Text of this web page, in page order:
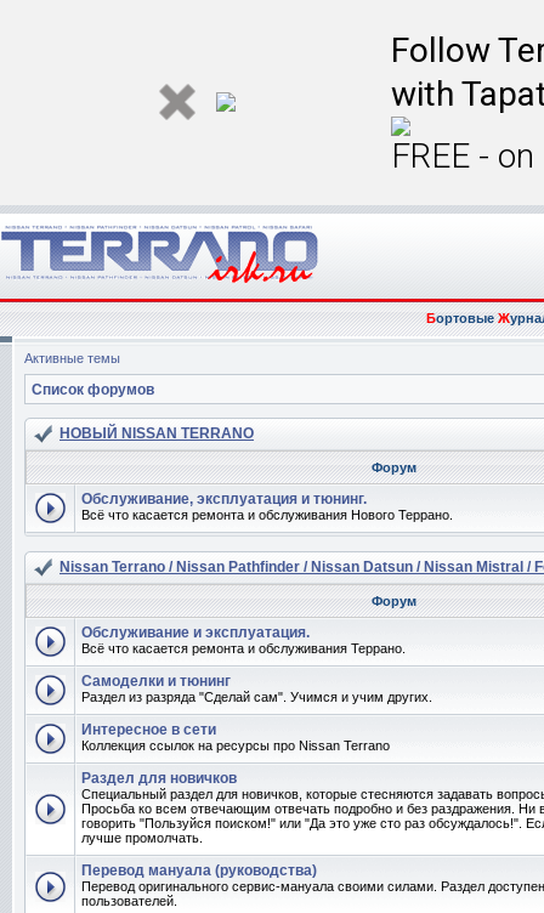
Follow
with
FREE -
БортовыеЖ
Активные темы
Список форумов
НОВЫЙ NISSAN TERRANO
Форум
Обслуживание, эксплуатация и тюнинг.
Всё что касается ремонта и обслуживания Нового Террано.
Nissan Terrano / Nissan Pathfinder / Nissan Datsun / Nissan Mistral /
Форум
Обслуживание и эксплуатация.
Всё что касается ремонта и обслуживания Террано.
Самоделки и тюнинг
Раздел из разряда "Сделай сам". Учимся и учим других.
Интересное в сети
Коллекция ссылок на ресурсы про Nissan Terrano
Раздел для новичков
Специальный раздел для новичков, которые стесняются задавать
Просьба ко всем отвечающим отвечать подробно и без раздражения. Ни
говорить "Пользуйся поиском!" или "Да это уже сто раз обсуждалось!".
лучше промолчать.
Перевод мануала (руководства)
Перевод оригинального сервис-мануала своими силами. Раздел
пользователей.